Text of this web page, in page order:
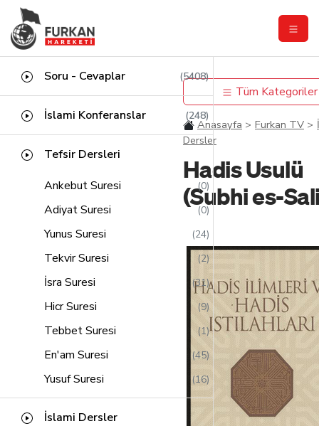
Soru - Cevaplar (5408)
İslami Konferanslar (248)
Tefsir Dersleri
Ankebut Suresi
(0)
Adiyat Suresi (0)
Yunus Suresi (24)
Tekvir Suresi (2)
İsra Suresi (31)
Hicr Suresi (9)
Tebbet Suresi (1)
En'am Suresi (45)
Yusuf Suresi (16)
Kasas Suresi (14)
İslami Dersler
Tüm Kategoriler
Anasayfa Furkan TV
Dersler
Hadis Usulü
(Subhi es-